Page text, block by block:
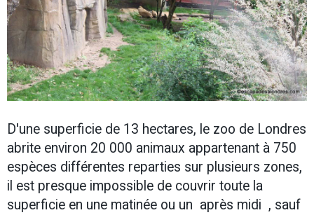
D'une superficie de 13 hectares, le zoo de Londres
abrite environ 20 000 animaux appartenant à 750
espèces différentes reparties sur plusieurs zones,
il est presque impossible de couvrir toute la
superficie en une matinée ou un après midi , sauf